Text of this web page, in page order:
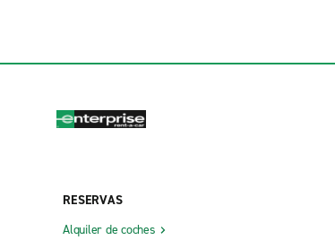
RESERVAS
Alquiler de coches